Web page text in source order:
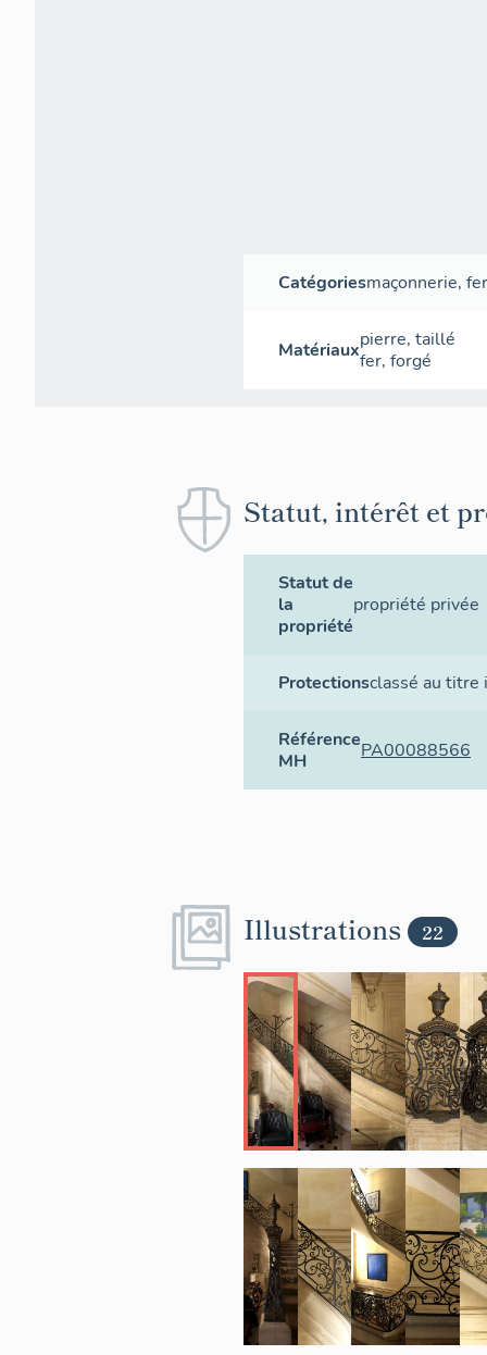
Catégoriesmaçonnerie,
Matériauxpierre, taillé
fer, forgé
Statut, intérêt et
Statut de
la
propriété
propriété privée
Protectionsclassé au titre
Référence
MH
PA00088566
Illustrations 22